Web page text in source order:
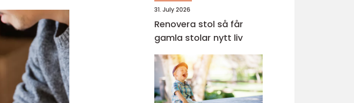
31. July 2026
Renovera stol så får
gamla stolar nytt liv